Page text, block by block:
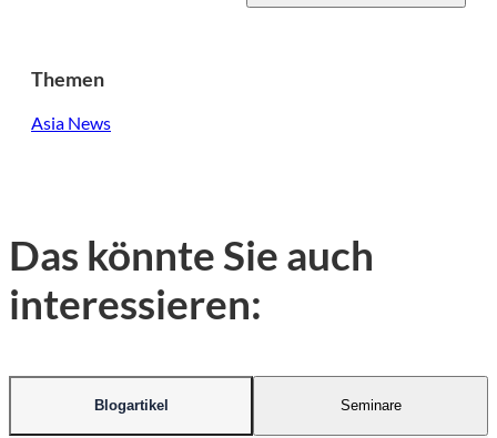
Themen
Asia News
Das könnte Sie auch
interessieren:
Blogartikel Seminare